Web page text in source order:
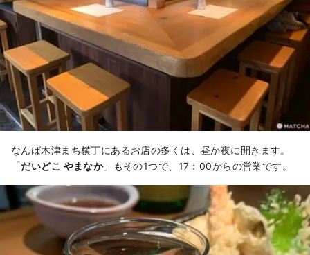
なんば木津まち横丁にあるお店の多くは、昼か夜に開きます。
「だいどこ やまなか」もその1つで、17：00からの営業です。